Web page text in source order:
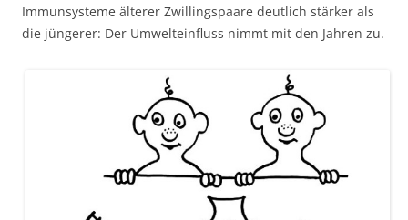
Immunsysteme älterer Zwillingspaare deutlich stärker als
die jüngerer: Der Umwelteinfluss nimmt mit den Jahren zu.